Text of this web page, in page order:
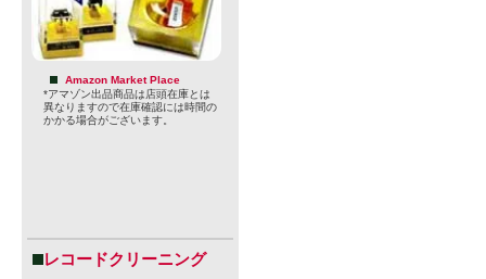
Amazon Market Place
*アマゾン出品商品は店頭在庫とは
異なりますので在庫確認には時間の
かかる場合がございます。
レコードクリーニング